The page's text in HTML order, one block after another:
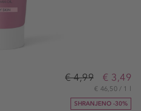
€ 4,99 € 3,49
€ 46,50 / 1 l
SHRANJENO -30%